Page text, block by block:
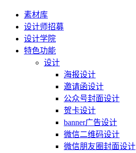
素材库
设计师招募
设计学院
特色功能
设计
海报设计
邀请函设计
公众号封面设计
贺卡设计
banner广告设计
微信二维码设计
微信朋友圈封面设计